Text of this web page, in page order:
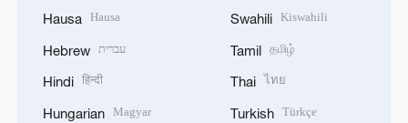
Hausa Hausa
Hebrew עברית
Hindi हिन्दी
Hungarian Magyar
Swahili Kiswahili
Tamil தமிழ்
Thai ไทย
Turkish Türkçe